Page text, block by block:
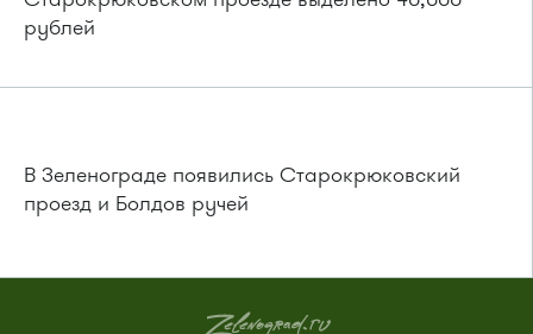
рублей
В Зеленограде появились Старокрюковский
проезд и Болдов ручей